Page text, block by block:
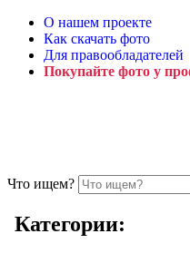
О нашем проекте
Как скачать фото
Для правообладателей
Покупайте фото у
Что ищем?
Категории: